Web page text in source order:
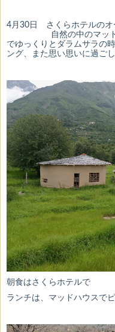
4月30日 さくらホテルの
自然の中のマッドハウ
でゆっくりとダラムサラの
ング、また思い思いに過ごし
朝食はさくらホテルで
ランチは、マッドハウスで